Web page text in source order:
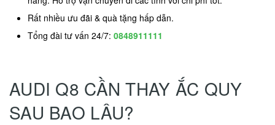
Rất nhiều ưu đãi & quà tặng hấp dẫn.
Tổng đài tư vấn 24/7: 0848911111
AUDI Q8 CẦN THAY ẮC QUY
SAU BAO LÂU?